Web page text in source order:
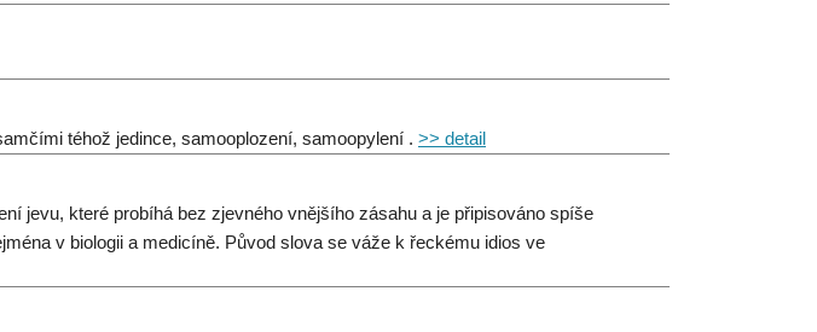
téhož jedince, samooplození, samoopylení . >> detail
jevu, které probíhá bez zjevného vnějšího zásahu a je připisováno spíše
v biologii a medicíně. Původ slova se váže k řeckému idios ve